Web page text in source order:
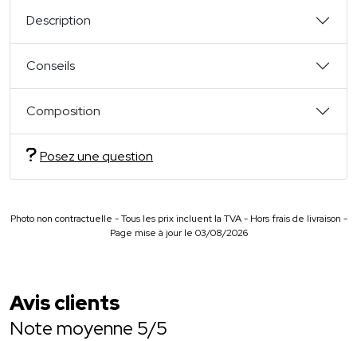
Description
Conseils
Composition
Posez une question
Photo non contractuelle - Tous les prix incluent la TVA - Hors frais de livraison -
Page mise à jour le 03/08/2026
Avis clients
Note moyenne 5/5